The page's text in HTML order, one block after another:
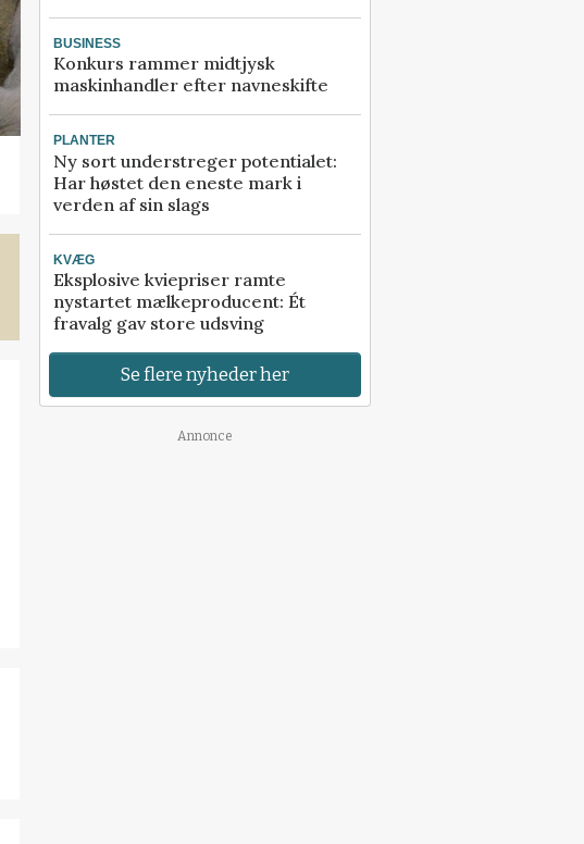
BUSINESS
Konkurs rammer midtjysk
maskinhandler efter navneskifte
PLANTER
Ny sort understreger potentialet:
Har høstet den eneste mark i
verden af sin slags
KVÆG
Eksplosive kviepriser ramte
nystartet mælkeproducent: Ét
fravalg gav store udsving
Se flere nyheder her
Annonce